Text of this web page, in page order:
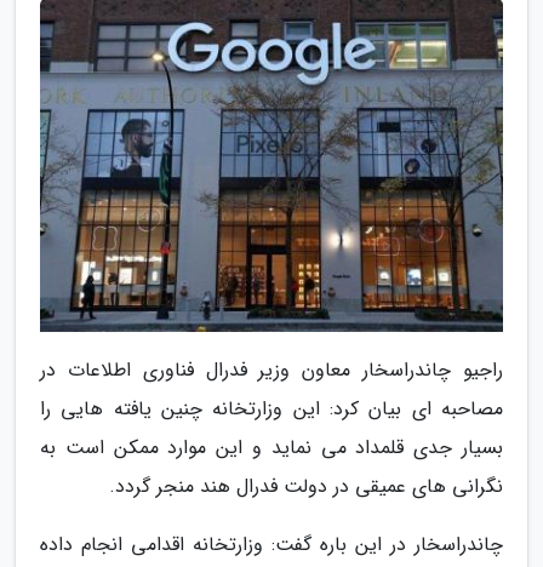
راجیو چاندراسخار معاون وزیر فدرال فناوری اطلاعات در
مصاحبه ای بیان کرد: این وزارتخانه چنین یافته هایی را
بسیار جدی قلمداد می نماید و این موارد ممکن است به
نگرانی های عمیقی در دولت فدرال هند منجر گردد.
چاندراسخار در این باره گفت: وزارتخانه اقدامی انجام داده